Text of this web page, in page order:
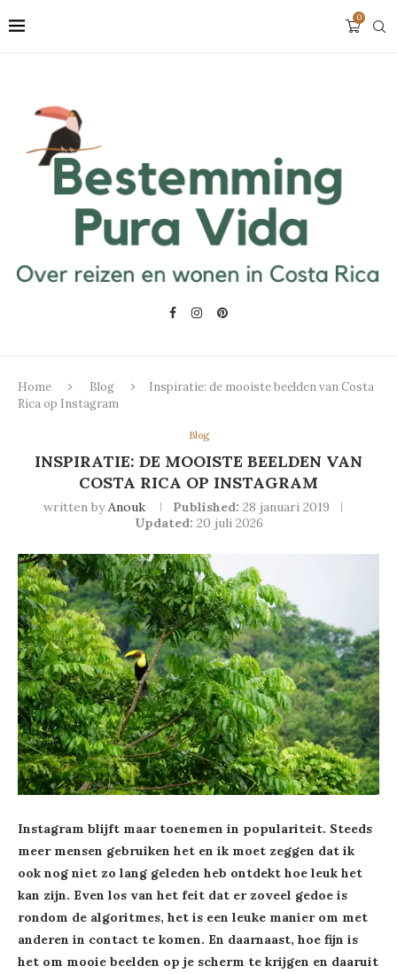
0
Home Blog
Inspiratie: de mooiste beelden van Costa
Rica op Instagram
Blog
INSPIRATIE: DE MOOISTE BEELDEN VAN
COSTA RICA OP INSTAGRAM
written byAnouk Published: 28 januari 2019
Updated: 20 juli 2026
Instagram blijft maar toenemen in populariteit. Steeds
meer mensen gebruiken het en ik moet zeggen dat ik
ook nog niet zo lang geleden heb ontdekt hoe leuk het
kan zijn. Even los van het feit dat er zoveel gedoe is
rondom de algoritmes, het is een leuke manier om met
anderen in contact te komen. En daarnaast, hoe fijn is
het om mooie beelden op je scherm te krijgen en daaruit